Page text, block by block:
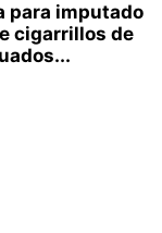
para imputado
cigarrillos de